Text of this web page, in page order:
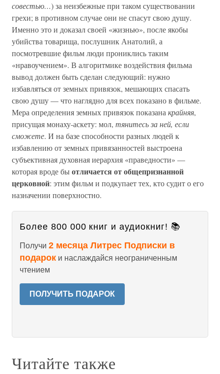
совестью…) за неизбежные при таком существовании
грехи; в противном случае они не спасут свою душу.
Именно это и доказал своей «жизнью», после якобы
убийства товарища, послушник Анатолий, а
посмотревшие фильм люди прониклись таким
«нравоучением». В алгоритмике воздействия фильма
вывод должен быть сделан следующий: нужно
избавляться от земных привязок, мешающих спасать
свою душу — что наглядно для всех показано в фильме.
Мера определения земных привязок показана крайняя,
присущая монаху-аскету: мол, тянитесь за ней, если
сможете. И на базе способности разных людей к
избавлению от земных привязанностей выстроена
субъективная духовная иерархия «праведности» —
которая вроде быотличается от общепризнанной
церковной: этим фильм и подкупает тех, кто судит о его
назначении поверхностно.
Более 800 000 книг и аудиокниг! 📚
Получи 2 месяца Литрес Подписки в
подарок и наслаждайся неограниченным
чтением
ПОЛУЧИТЬ ПОДАРОК
Читайте также